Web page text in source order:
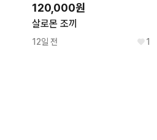
120,000원
살로몬 조끼
12일 전 1